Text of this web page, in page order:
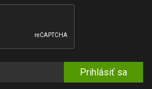
Prihlásiť sa